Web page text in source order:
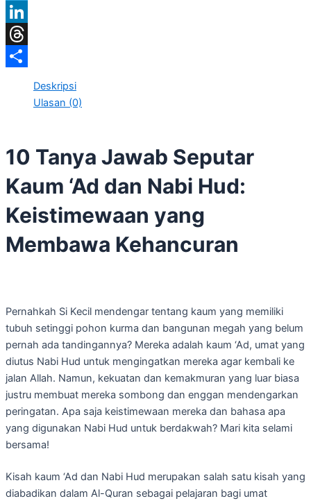
Telegram
LinkedIn
Threads
Deskripsi
Ulasan (0)
10 Tanya Jawab Seputar
Kaum ‘Ad dan Nabi Hud:
Keistimewaan yang
Membawa Kehancuran
Pernahkah Si Kecil mendengar tentang kaum yang memiliki
tubuh setinggi pohon kurma dan bangunan megah yang belum
pernah ada tandingannya? Mereka adalah kaum ‘Ad, umat yang
diutus Nabi Hud untuk mengingatkan mereka agar kembali ke
jalan Allah. Namun, kekuatan dan kemakmuran yang luar biasa
justru membuat mereka sombong dan enggan mendengarkan
peringatan. Apa saja keistimewaan mereka dan bahasa apa
yang digunakan Nabi Hud untuk berdakwah? Mari kita selami
bersama!
Kisah kaum ‘Ad dan Nabi Hud merupakan salah satu kisah yang
diabadikan dalam Al-Quran sebagai pelajaran bagi umat